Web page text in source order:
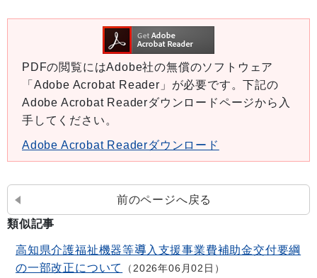
PDFの閲覧にはAdobe社の無償のソフトウェア
「Adobe Acrobat Reader」が必要です。下記の
Adobe Acrobat Readerダウンロードページから入
手してください。
Adobe Acrobat Readerダウンロード
前のページへ戻る
類似記事
高知県介護福祉機器等導入支援事業費補助金交付要綱
の一部改正について
2026年06月02日